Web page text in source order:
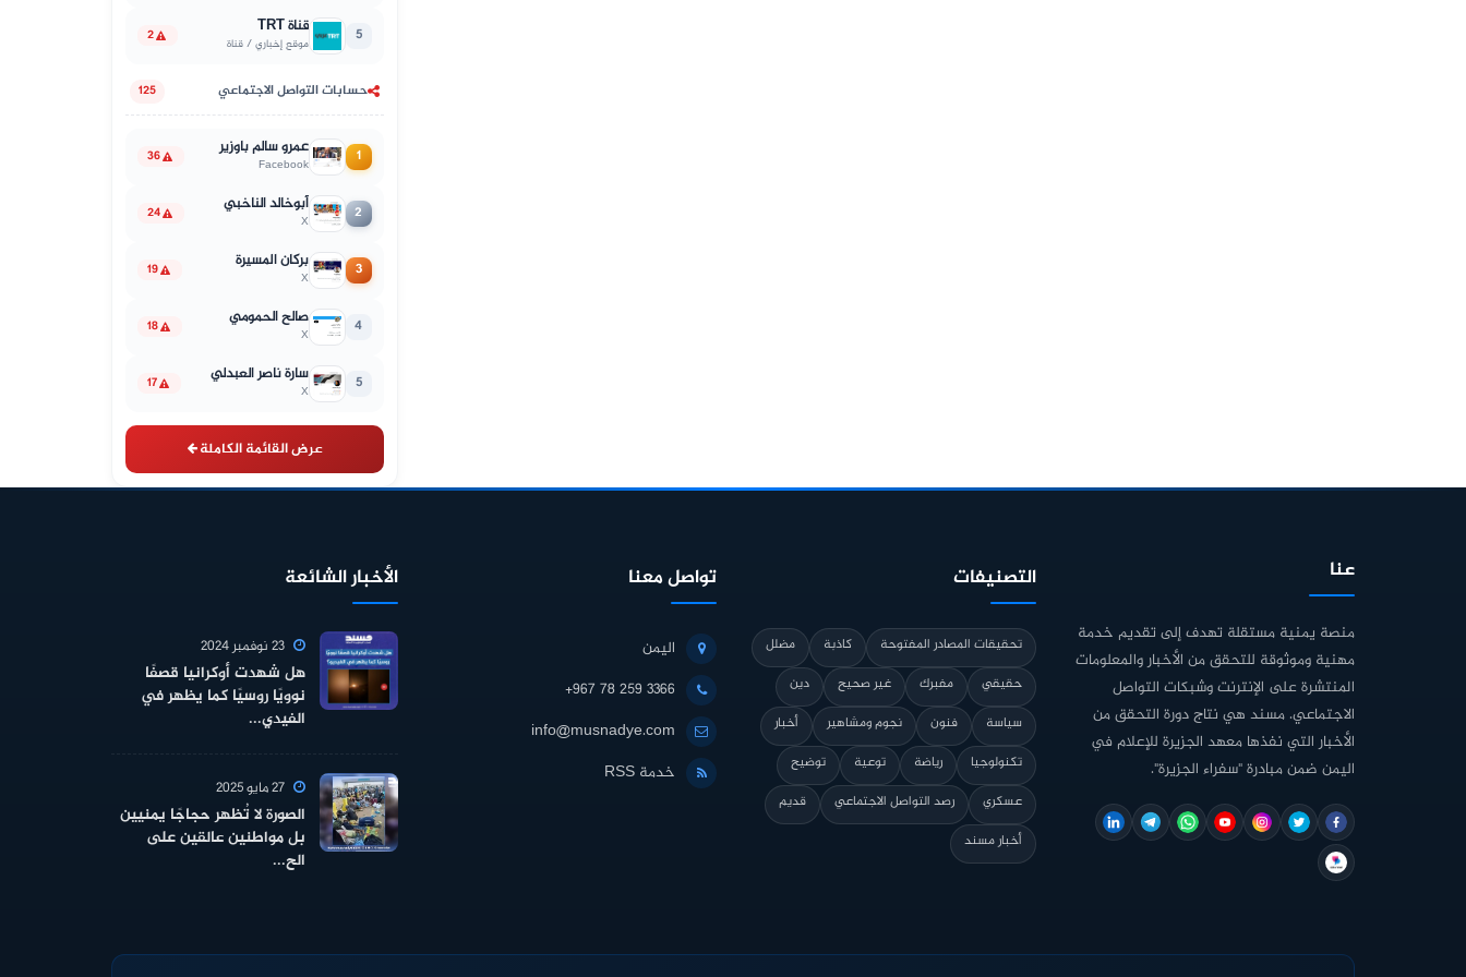
5 قناة TRT
موقع إخباري / قناة 2
حسابات التواصل الاجتماعي 125
1 عمرو سالم باوزير
Facebook
36
2 أبوخالد الناخبي
X
24
3 بركان المسيرة
X
19
4 صالح الحمومي
X
18
5 سارة ناصر العبدلي
X
17
عرض القائمة الكاملة
عنا
منصة يمنية مستقلة تهدف إلى تقديم خدمة
مهنية وموثوقة للتحقق من الأخبار والمعلومات
المنتشرة على الإنترنت وشبكات التواصل
الاجتماعي. مسند هي نتاج دورة التحقق من
الأخبار التي نفذها معهد الجزيرة للإعلام في
اليمن ضمن مبادرة "سفراء الجزيرة".
التصنيفات
تحقيقات المصادر المفتوحة كاذبة
مضلل
حقيقي
مفبرك غير صحيح
دين
سياسة
فنون نجوم ومشاهير
أخبار
تكنولوجيا
رياضة توعية
توضيح
عسكري
رصد التواصل الاجتماعي
قديم
أخبار مسند
تواصل معنا
اليمن
+967 78 259 3366
info@musnadye.com
خدمة RSS
الأخبار الشائعة
23 نوفمبر 2024
هل شهدت أوكرانيا قصفًا
نوويًا روسيًا كما يظهر في
الفيدي...
27 مايو 2025
الصورة لا تُظهر حجاجًا يمنيين
بل مواطنين عالقين على
الح...